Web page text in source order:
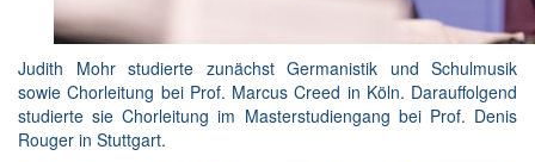
Judith Mohr studierte zunächst Germanistik und Schulmusik
sowie Chorleitung bei Prof. Marcus Creed in Köln. Darauffolgend
studierte sie Chorleitung im Masterstudiengang bei Prof. Denis
Rouger in Stuttgart.